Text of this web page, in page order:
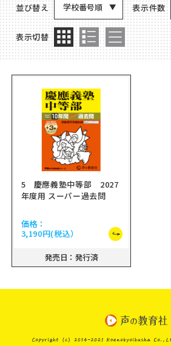
並び替え 学校番号順 表示件数
表示切替
5 慶應義塾中等部 2027
年度用 スーパー過去問
価格：
3,190円(税込）
発売日：発行済